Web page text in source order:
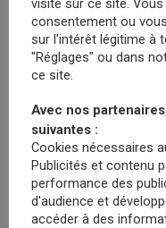
* Tous les ateliers se
conseillé de se munir d’un
✅ Pourquoi suivre
Découvrir les
immobilière
Identifier les biais et
Maîtriser les applications
Je m’inscris à cet atelier
visite sur ce site.
consentement ou
sur l'intérêt légitime à
"Réglages" ou dans
ce site.
Avec nos
suivantes :
Cookies nécessaires
Publicités et contenu
performance des
d'audience et
accéder à des